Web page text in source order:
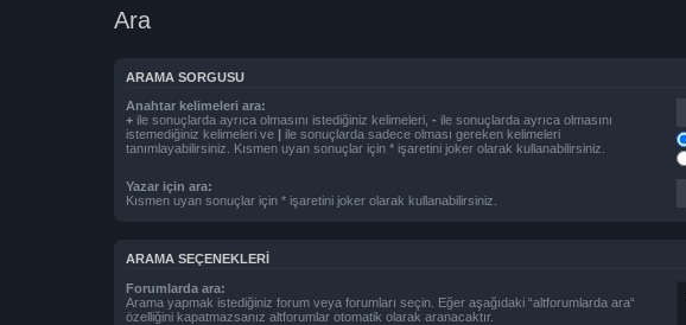
Ara
ARAMA SORGUSU
Anahtar kelimeleri ara:
+ ile sonuçlarda ayrıca olmasını istediğiniz kelimeleri, - ile sonuçlarda ayrıca olmasını
istemediğiniz kelimeleri ve | ile sonuçlarda sadece olması gereken kelimeleri
tanımlayabilirsiniz. Kısmen uyan sonuçlar için * işaretini joker olarak kullanabilirsiniz.
Yazar için ara:
Kısmen uyan sonuçlar için * işaretini joker olarak kullanabilirsiniz.
ARAMA SEÇENEKLERI
Forumlarda ara:
Arama yapmak istediğiniz forum veya forumları seçin. Eğer aşağıdaki “altforumlarda ara“
özelliğini kapatmazsanız altforumlar otomatik olarak aranacaktır.